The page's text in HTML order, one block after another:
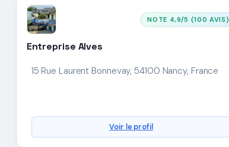
NOTE 4,9/5 (100 AVIS)
Entreprise Alves
15 Rue Laurent Bonnevay, 54100 Nancy, France
Voir le profil